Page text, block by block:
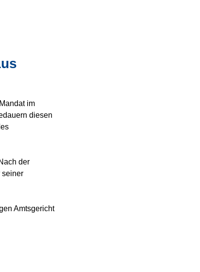
im
diesen
der
seiner
Amtsgericht